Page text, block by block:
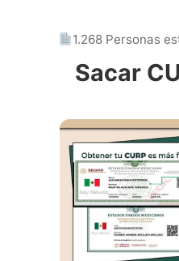
1.268 Personas
Sacar